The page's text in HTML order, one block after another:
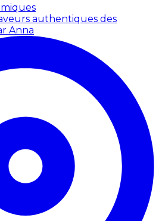
authentiques des
Anna